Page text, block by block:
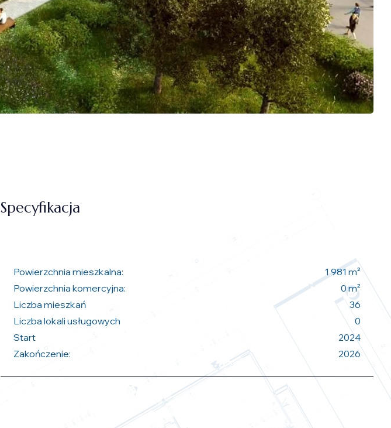
Specyfikacja
Powierzchnia mieszkalna:
1 981 m²
Powierzchnia komercyjna:
0 m²
Liczba mieszkań
36
Liczba lokali usługowych
0
Start
2024
Zakończenie:
2026